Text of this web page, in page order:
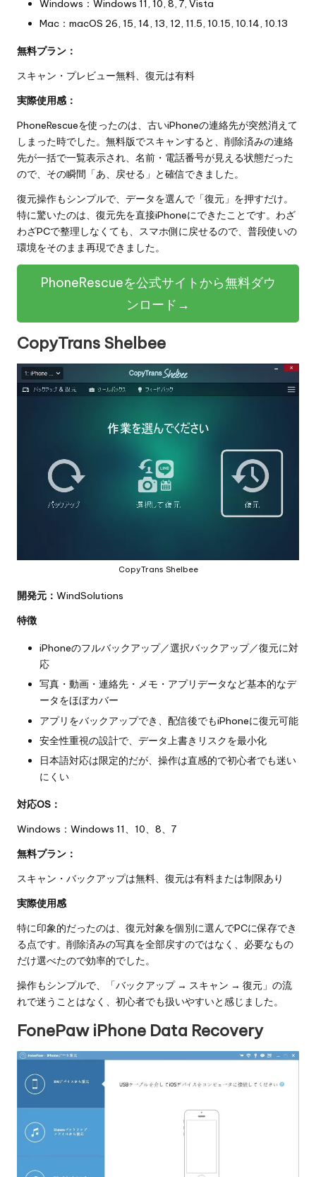
Windows：Windows 11, 10, 8, 7, Vista
Mac：macOS 26, 15, 14, 13, 12, 11.5, 10.15, 10.14, 10.13
無料プラン：
スキャン・プレビュー無料、復元は有料
実際使用感：
PhoneRescueを使ったのは、古いiPhoneの連絡先が突然消えて
しまった時でした。無料版でスキャンすると、削除済みの連絡
先が一括で一覧表示され、名前・電話番号が見える状態だった
ので、その瞬間「あ、戻せる」と確信できました。
復元操作もシンプルで、データを選んで「復元」を押すだけ。
特に驚いたのは、復元先を直接iPhoneにできたことです。わざ
わざPCで整理しなくても、スマホ側に戻せるので、普段使いの
環境をそのまま再現できました。
PhoneRescueを公式サイトから無料ダウ
ンロード→
CopyTrans Shelbee
CopyTrans Shelbee
開発元： WindSolutions
特徴
iPhoneのフルバックアップ／選択バックアップ／復元に対
応
写真・動画・連絡先・メモ・アプリデータなど基本的なデ
ータをほぼカバー
アプリをバックアップでき、配信後でもiPhoneに復元可能
安全性重視の設計で、データ上書きリスクを最小化
日本語対応は限定的だが、操作は直感的で初心者でも迷い
にくい
対応OS：
Windows：Windows 11、10、8、7
無料プラン：
スキャン・バックアップは無料、復元は有料または制限あり
実際使用感
特に印象的だったのは、復元対象を個別に選んでPCに保存でき
る点です。削除済みの写真を全部戻すのではなく、必要なもの
だけ選べたので効率的でした。
操作もシンプルで、「バックアップ → スキャン → 復元」の流
れで迷うことはなく、初心者でも扱いやすいと感じました。
FonePaw iPhone Data Recovery